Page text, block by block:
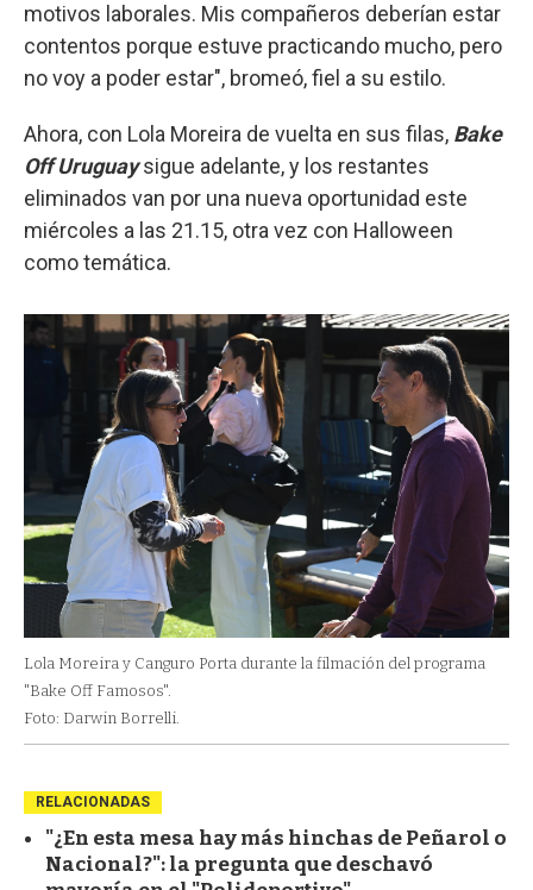
motivos laborales. Mis compañeros deberían estar
contentos porque estuve practicando mucho, pero
no voy a poder estar", bromeó, fiel a su estilo.
Ahora, con Lola Moreira de vuelta en sus filas, Bake
Off Uruguaysigue adelante, y los restantes
eliminados van por una nueva oportunidad este
miércoles a las 21.15, otra vez con Halloween
como temática.
Lola Moreira y Canguro Porta durante la filmación del programa
"Bake Off Famosos".
Foto: Darwin Borrelli.
RELACIONADAS
"¿En esta mesa hay más hinchas de Peñarol o
Nacional?": la pregunta que deschavó